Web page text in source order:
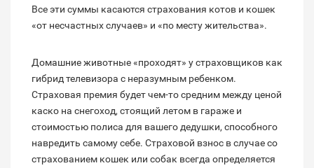
Все эти суммы касаются страхования котов и кошек
«от несчастных случаев» и «по месту жительства».
Домашние животные «проходят» у страховщиков как
гибрид телевизора с неразумным ребенком.
Страховая премия будет чем-то средним между ценой
каско на снегоход, стоящий летом в гараже и
стоимостью полиса для вашего дедушки, способного
навредить самому себе. Страховой взнос в случае со
страхованием кошек или собак всегда определяется